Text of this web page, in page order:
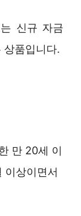
신규 자금
상품입니다.
만 20세 이
이상이면서